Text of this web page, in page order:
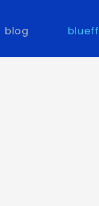
blog